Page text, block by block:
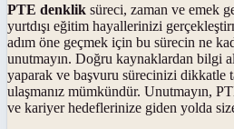
PTE denklik süreci, zaman ve emek
yurtdışı eğitim hayallerinizi
adım öne geçmek için bu sürecin ne
unutmayın. Doğru kaynaklardan bilgi
yaparak ve başvuru sürecinizi dikkatle
ulaşmanız mümkündür. Unutmayın,
ve kariyer hedeflerinize giden yolda